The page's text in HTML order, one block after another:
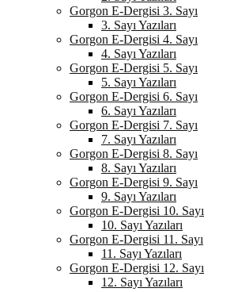
Gorgon E-Dergisi 3. Sayı
3. Sayı Yazıları
Gorgon E-Dergisi 4. Sayı
4. Sayı Yazıları
Gorgon E-Dergisi 5. Sayı
5. Sayı Yazıları
Gorgon E-Dergisi 6. Sayı
6. Sayı Yazıları
Gorgon E-Dergisi 7. Sayı
7. Sayı Yazıları
Gorgon E-Dergisi 8. Sayı
8. Sayı Yazıları
Gorgon E-Dergisi 9. Sayı
9. Sayı Yazıları
Gorgon E-Dergisi 10. Sayı
10. Sayı Yazıları
Gorgon E-Dergisi 11. Sayı
11. Sayı Yazıları
Gorgon E-Dergisi 12. Sayı
12. Sayı Yazıları